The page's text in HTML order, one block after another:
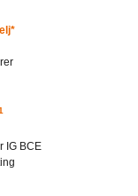
IG BCE